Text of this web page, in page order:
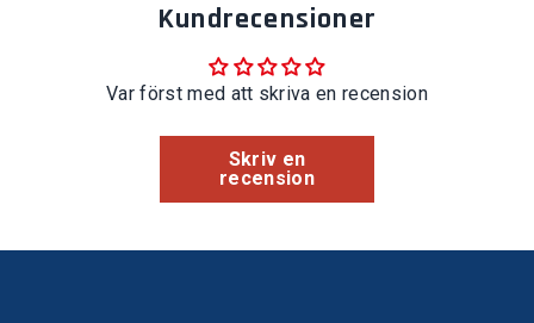
Kundrecensioner
Var först med att skriva en recension
Skriv en
recension